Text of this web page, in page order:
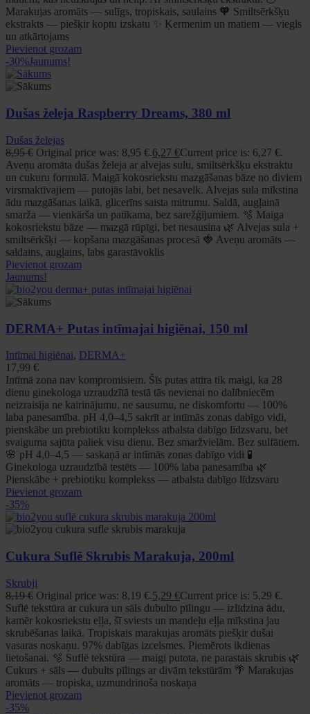
Marakujas aromāts — sulīgs, tropiskais, saulains 🧡 Smiltsērkšķu
ekstrakts — piešķir koptu izskatu ✨ Ķermenim un matiem — viegls
un atkārtojams
Pievienot grozam
-30%Jaunums!
Dušas želeja Raspberry Dreams, 380 ml
Dušas želejas
8,95€ Original price was: 8,95 €.6,27 €Current price is: 6,27 €.
Aveņu aromāta dušas želeja ar alvejas sulu, smiltsērkšķu ekstraktu
un cukuru formulā. Maigā kokosriekstu mazgāšanas bāze no diviem
virsmaktīvajiem — putojās labi, bet nesavelk. Alvejas sula mīkstina
ādu mazgāšanas laikā, glicerīns saista mitrumu. Saldā, augļainā
smarža — vienkārša un patīkama, bez sarežģījumiem. 🫧 Maiga
kokosriekstu bāze — mazgā rūpīgi, bet nesausina 🌿 Alvejas sula +
smiltsērkšķi — kopšana mazgāšanas procesā 🍓 Aveņu aromāts —
saldains, augļains, labs garastāvoklis
Pievienot grozam
Jaunums!
DERMA+ Putas intīmajai higiēnai, 150 ml
Intīmai higiēnai, DERMA+
17,99 €
Intīmā zona nav kompromisiem. Šīs putas attīra tik maigi, ka 28
dienu ginekologa uzraudzītā testā tās nevienai no dalībniecēm
neizraisīja ne kairinājumu, ne sausumu, ne diskomfortu — 100%
laba panesamība. pH 4,0–4,5 sakrīt ar intīmās zonas dabīgo vidi,
pienskābe un prebiotiku komplekss atbalsta dabīgo līdzsvaru, bet
svaiguma sajūta paliek visu dienu. Bez smaržvielām. Bez sulfātiem.
🌸 pH 4,0–4,5 — saskaņā ar intīmās zonas dabīgo vidi 🧪
Ginekologa uzraudzībā testēts — 100% laba panesamība 🌿
Pienskābe + prebiotiku komplekss — atbalsta dabīgo līdzsvaru
Pievienot grozam
-35%
Cukura Suflē Skrubis Marakuja, 200ml
Skrubji
8,19€ Original price was: 8,19 €.5,29 €Current price is: 5,29 €.
Suflē tekstūra ar cukura un sāls dubulto pīlingu — izlīdzina ādu,
kamēr kokosriekstu eļļa, šī sviests un mandeļu eļļa mīkstina jau
skrubēšanas laikā. Tropiskais marakujas aromāts piešķir dušai
vasaras noskaņu. 97% dabīgas izcelsmes. Piemērots ikdienas
lietošanai. 🫧 Suflē tekstūra — maigi putota, ne parastais skrubis 🌿
Cukurs + sāls — dubults pīlings ar divām tekstūrām 🌴 Marakujas
aromāts — tropiska, uzmundrinoša noskaņa
Pievienot grozam
-35%